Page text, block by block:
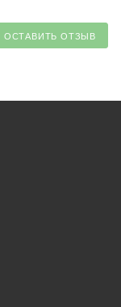
ОСТАВИТЬ ОТЗЫВ